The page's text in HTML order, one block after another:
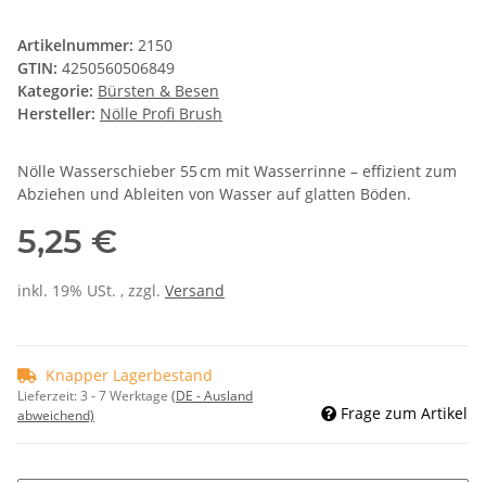
Artikelnummer: 2150
GTIN: 4250560506849
Kategorie: Bürsten & Besen
Hersteller: Nölle Profi Brush
Nölle Wasserschieber 55 cm mit Wasserrinne – effizient zum
Abziehen und Ableiten von Wasser auf glatten Böden.
5,25 €
inkl. 19% USt. , zzgl. Versand
Knapper Lagerbestand
Lieferzeit:3 - 7 Werktage (DE - Ausland
abweichend)
Frage zum Artikel